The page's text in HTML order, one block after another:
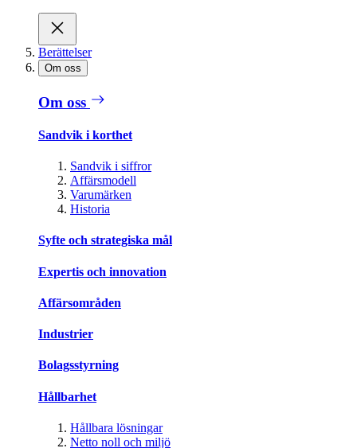
Berättelser
Om oss
Om oss
Sandvik i korthet
Sandvik i siffror
Affärsmodell
Varumärken
Historia
Syfte och strategiska mål
Expertis och innovation
Affärsområden
Industrier
Bolagsstyrning
Hållbarhet
Hållbara lösningar
Netto noll och miljö